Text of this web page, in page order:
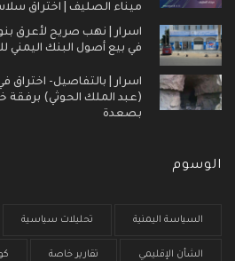
ميناء الصليف | اختراق
اسرار | نهب صريح لأعرق
في بيع أصول البنك اليمني
اسرار | بالتفاصيل- اختراق
(عبد الملك الحوثي) برفقة
بصعدة
الوسوم
السياسة اليمنية تحليلات سياسية
الشأن الإقليمي تقارير خاصة